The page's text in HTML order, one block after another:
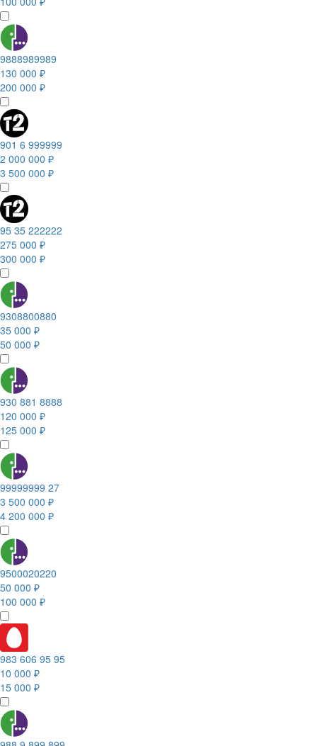
9888989989
130 000 ₽
200 000 ₽
901 6 999999
2 000 000 ₽
3 500 000 ₽
95 35 222222
275 000 ₽
300 000 ₽
9308800880
35 000 ₽
50 000 ₽
930 881 8888
120 000 ₽
125 000 ₽
99999999 27
3 500 000 ₽
4 200 000 ₽
9500020220
50 000 ₽
100 000 ₽
983 606 95 95
10 000 ₽
15 000 ₽